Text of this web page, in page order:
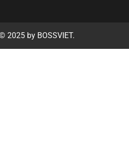
2025 by BOSSVIET.